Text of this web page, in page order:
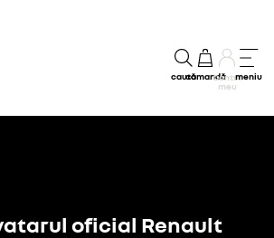
cautăcomandăContul
meu
meniu
oficial Renault